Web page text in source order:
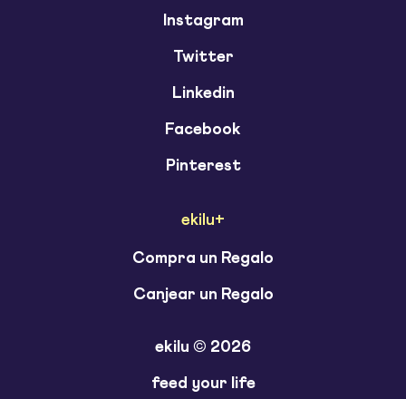
Instagram
Twitter
Linkedin
Facebook
Pinterest
ekilu+
Compra un Regalo
Canjear un Regalo
ekilu © 2026
feed your life